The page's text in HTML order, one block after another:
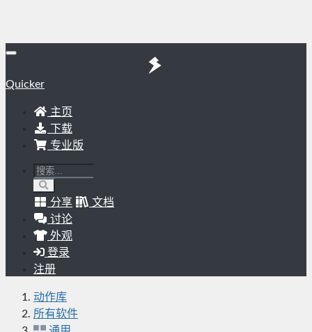
Quicker
主页
下载
专业版
分享
文档
讨论
外观
登录
注册
动作库
所有软件